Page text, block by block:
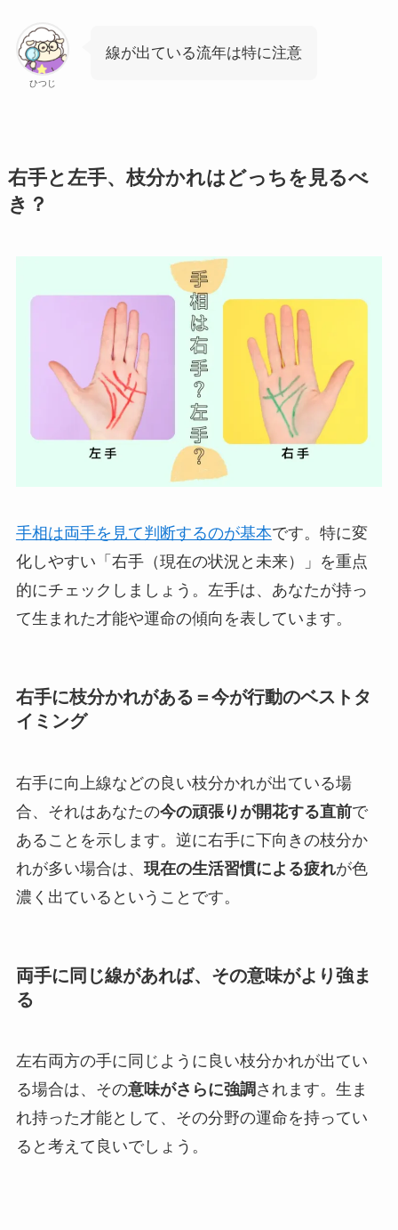
ひつじ
線が出ている流年は特に注意
右手と左手、枝分かれはどっちを見るべ
き？
手相は両手を見て判断するのが基本です。特に変
化しやすい「右手（現在の状況と未来）」を重点
的にチェックしましょう。左手は、あなたが持っ
て生まれた才能や運命の傾向を表しています。
右手に枝分かれがある＝今が行動のベストタ
イミング
右手に向上線などの良い枝分かれが出ている場
合、それはあなたの今の頑張りが開花する直前で
あることを示します。逆に右手に下向きの枝分か
れが多い場合は、 現在の生活習慣による疲れが色
濃く出ているということです。
両手に同じ線があれば、その意味がより強ま
る
左右両方の手に同じように良い枝分かれが出てい
る場合は、その意味がさらに強調 されます。生ま
れ持った才能として、その分野の運命を持ってい
ると考えて良いでしょう。